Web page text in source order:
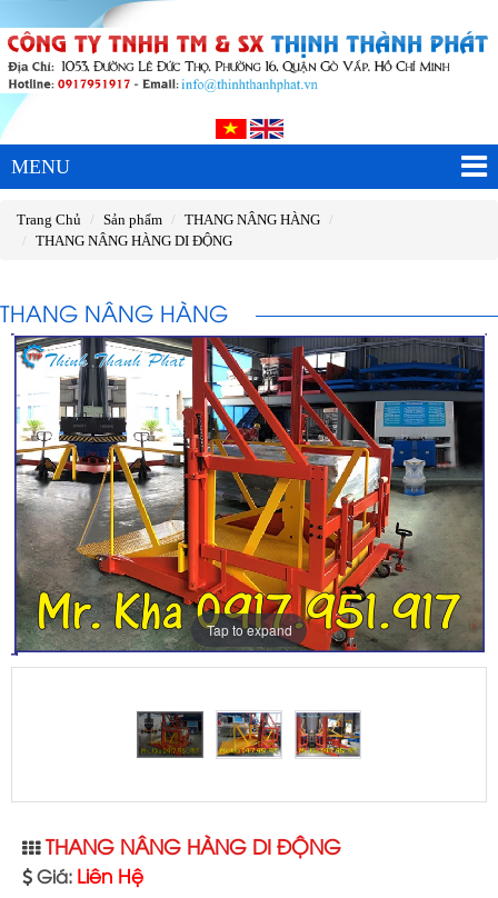
MENU
Trang Chủ Sản phẩm
THANG NÂNG HÀNG
THANG NÂNG HÀNG DI ĐỘNG
THANG NÂNG HÀNG
Tap to expand
THANG NÂNG HÀNG DI ĐỘNG
Giá: Liên Hệ